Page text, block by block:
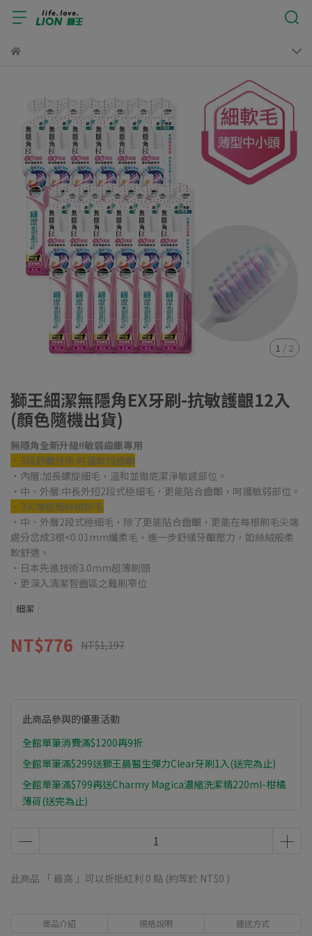
1 / 2
獅王細潔無隱角EX牙刷-抗敏護齦12入
(顏色隨機出貨)
無隱角全新升級!!敏弱齒齦專用
・3段舒齦技術 呵護敏弱齒齦
・內層:加長螺旋細毛，溫和並徹底潔淨敏感部位。
・中、外層:中長外短2段式極細毛，更能貼合齒齦，呵護敏弱部位。
・3尖端極細絲絨刷毛
・中、外層2段式極細毛，除了更能貼合齒齦，更能在每根刷毛尖端
處分岔成3根<0.01mm纖柔毛，進一步舒緩牙齦壓力，如絲絨般柔
軟舒適。
・日本先進技術3.0mm超薄刷頭
・更深入清潔智齒區之難刷窄位
細潔
NT$776 NT$1,197
此商品參與的優惠活動
全館單筆消費滿$1200再9折
全館單筆滿$299送獅王晨醫生彈力Clear牙刷1入(送完為止)
全館單筆滿$799再送Charmy Magica濃縮洗潔精220ml-柑橘
薄荷(送完為止)
完為止)
此商品 「 最高 」可以折抵紅利 0 點 (約等於 NT$0 )
商品介紹 規格說明 運送方式